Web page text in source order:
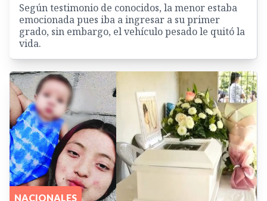
Según testimonio de conocidos, la menor estaba
emocionada pues iba a ingresar a su primer
grado, sin embargo, el vehículo pesado le quitó la
vida.
NACIONALES